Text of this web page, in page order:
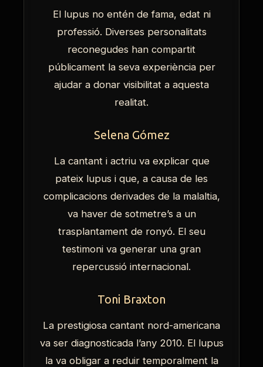
El lupus no entén de fama, edat ni
professió. Diverses personalitats
reconegudes han compartit
públicament la seva experiència per
ajudar a donar visibilitat a aquesta
realitat.
Selena Gómez
La cantant i actriu va explicar que
pateix lupus i que, a causa de les
complicacions derivades de la malaltia,
va haver de sotmetre’s a un
trasplantament de ronyó. El seu
testimoni va generar una gran
repercussió internacional.
Toni Braxton
La prestigiosa cantant nord-americana
va ser diagnosticada l’any 2010. El lupus
la va obligar a reduir temporalment la